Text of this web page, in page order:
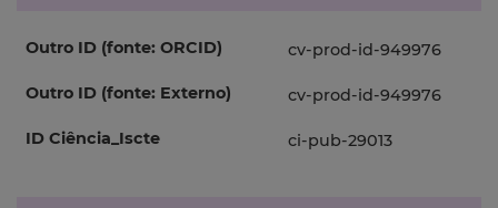
Outro ID (fonte: ORCID) cv-prod-id-949976
Outro ID (fonte: Externo) cv-prod-id-949976
ID Ciência_Iscte ci-pub-29013